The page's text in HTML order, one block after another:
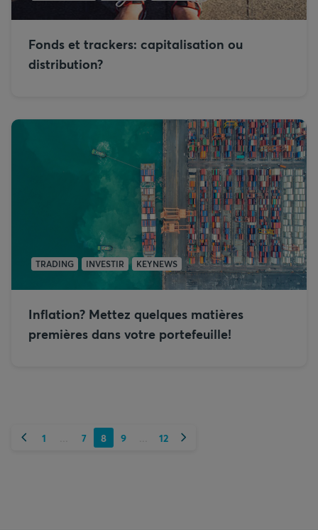
Fonds et trackers: capitalisation ou
distribution?
TRADING INVESTIR KEYNEWS
Inflation? Mettez quelques matières
premières dans votre portefeuille!
Précédent
1 7 8 9 12 Suivant